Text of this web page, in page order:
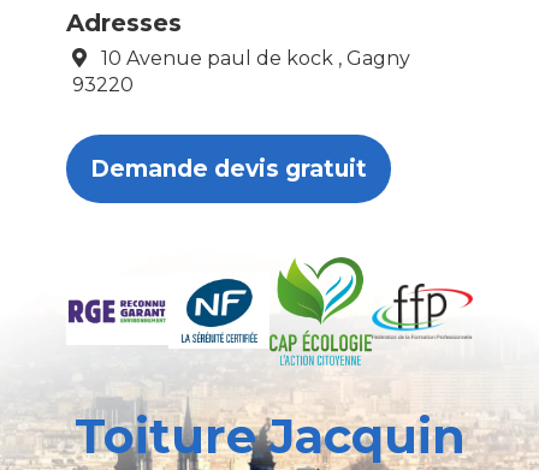
Adresses
10 Avenue paul de kock , Gagny
93220
Demande devis gratuit
Toiture Jacquin